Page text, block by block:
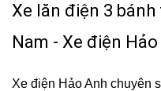
Xe lăn điện 3
Nam - Xe điện
Xe điện Hảo Anh chuyên